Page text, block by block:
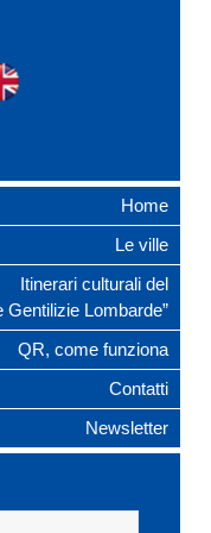
Ita
Home
Le ville
Itinerari culturali del
Gentilizie Lombarde”
QR, come funziona
Contatti
Newsletter